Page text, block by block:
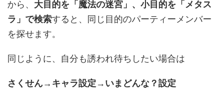
から、 大目的を「魔法の迷宮」、小目的を「メタス
ラ」で検索すると、同じ目的のパーティーメンバー
を探せます。
同じように、自分も誘われ待ちしたい場合は
さくせん→キャラ設定→いまどんな？設定